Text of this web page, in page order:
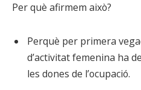
Per què afirmem això?
Perquè per primera
d’activitat femenina ha
les dones de l’ocupació.